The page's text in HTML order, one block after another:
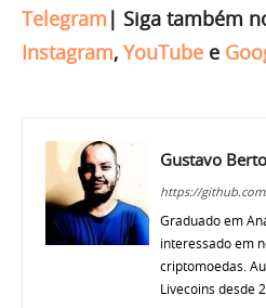
Telegram | Siga também
Instagram, YouTube e
Gustavo
https://
Graduado em
interessado em
criptomoedas.
Livecoins desde